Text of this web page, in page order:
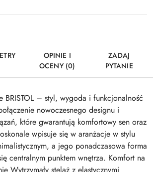
OPINIE I
OCENY (0)
ZADAJ
PYTANIE
BRISTOL – styl, wygoda i funkcjonalność
nowoczesnego designu i
które gwarantują komfortowy sen oraz
wpisuje się w aranżacje w stylu
a jego ponadczasowa forma
centralnym punktem wnętrza. Komfort na